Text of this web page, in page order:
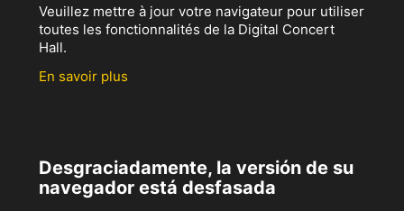
Veuillez mettre à jour votre navigateur pour utiliser
toutes les fonctionnalités de la Digital Concert
Hall.
En savoir plus
Desgraciadamente, la versión de su
navegador está desfasada